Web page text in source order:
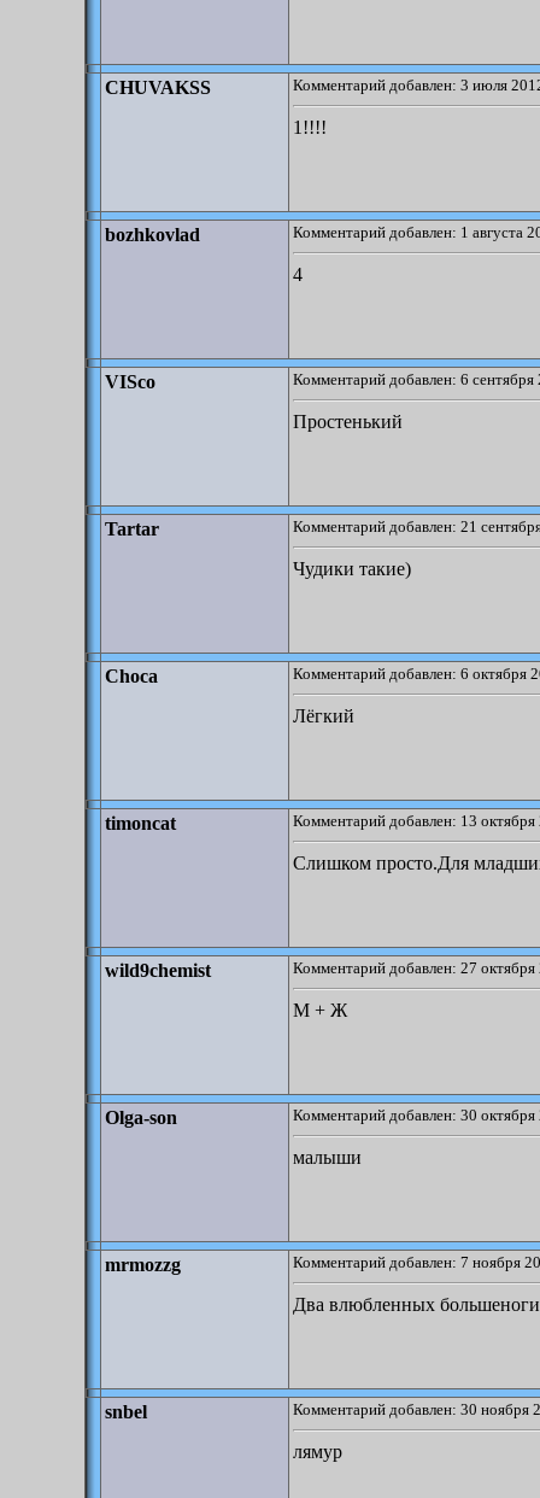
CHUVAKSS Комментарий добавлен: 3 июля
1!!!!
bozhkovlad Комментарий добавлен: 1 августа
4
VISco Комментарий добавлен: 6
Простенький
Tartar Комментарий добавлен: 21
Чудики такие)
Choca Комментарий добавлен: 6 октября
Лёгкий
timoncat Комментарий добавлен: 13
Слишком просто.Для
wild9chemist Комментарий добавлен: 27
М + Ж
Olga-son Комментарий добавлен: 30
малыши
mrmozzg Комментарий добавлен: 7 ноября
Два влюбленных
snbel Комментарий добавлен: 30 ноября
лямур